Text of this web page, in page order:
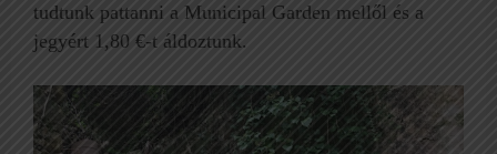
tudtunk pattanni a Municipal Garden mellől és a
jegyért 1,80 €-t áldoztunk.